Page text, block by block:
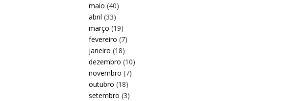
maio (40)
abril (33)
março (19)
fevereiro (7)
janeiro (18)
dezembro (10)
novembro (7)
outubro (18)
setembro (3)